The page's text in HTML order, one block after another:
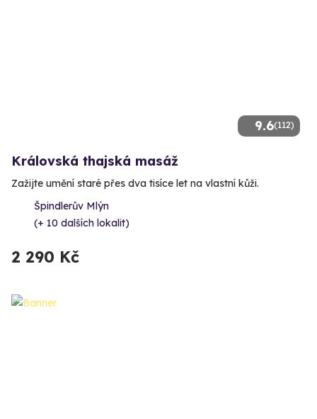
9.6(112)
Královská thajská masáž
Zažijte umění staré přes dva tisíce let na vlastní kůži.
Špindlerův Mlýn
(+ 10 dalších lokalit)
2 290 Kč